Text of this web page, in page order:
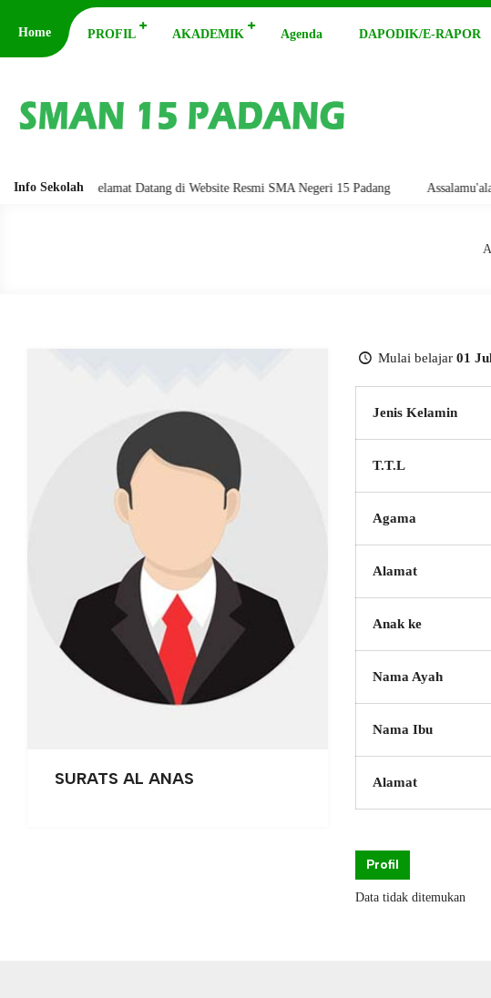
Home PROFIL AKADEMIK Agenda DAPODIK/E-RAPOR
Info SekolahSelamat Datang di Website Resmi SMA Negeri 15 Padang
SURATS AL ANAS
Mulai belajar 01
Jenis Kelamin
T.T.L
Agama
Alamat
Anak ke
Nama Ayah
Nama Ibu
Alamat
Profil
Data tidak ditemukan